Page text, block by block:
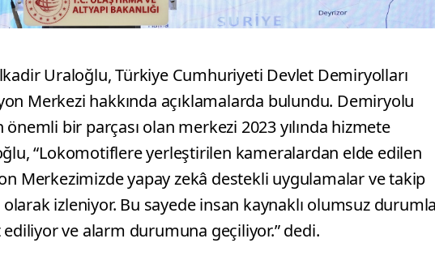
Uraloğlu, Türkiye Cumhuriyeti Devlet Demiryolları
Merkezi hakkında açıklamalarda bulundu. Demiryolu
önemli bir parçası olan merkezi 2023 yılında hizmete
“Lokomotiflere yerleştirilen kameralardan elde edilen
Merkezimizde yapay zekâ destekli uygulamalar ve takip
olarak izleniyor. Bu sayede insan kaynaklı olumsuz
ve alarm durumuna geçiliyor.” dedi.